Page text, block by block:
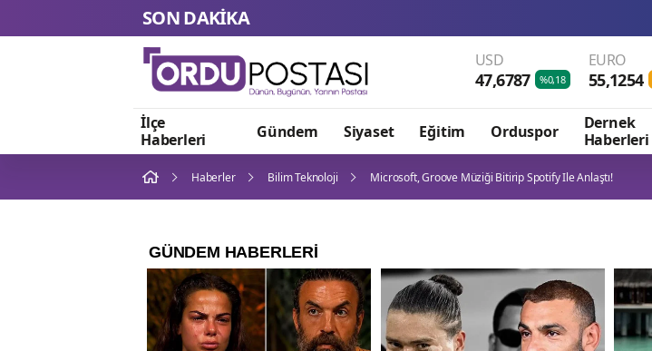
SON DAKİKA
USD
47,6787 %0,18
EURO
55,1254
İlçe
Haberleri
Gündem Siyaset Eğitim Orduspor
Dernek
Haberleri
Haberler Bilim Teknoloji Microsoft, Groove Müziği Bitirip Spotify Ile Anlaştı!